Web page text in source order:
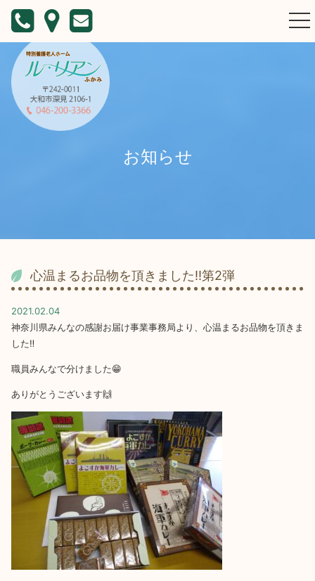
お知らせ
心温まるお品物を頂きました‼第2弾
2021.02.04
神奈川県みんなの感謝お届け事業事務局より、心温まるお品物を頂きま
した‼
職員みんなで分けました😁
ありがとうございます🙌